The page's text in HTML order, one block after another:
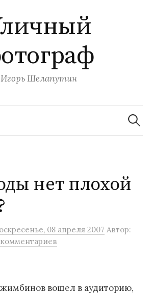
Игорь Шелапутин
а
й
нет плохой
08 апреля 2007 Автор:
комментариев
вошел в аудиторию,